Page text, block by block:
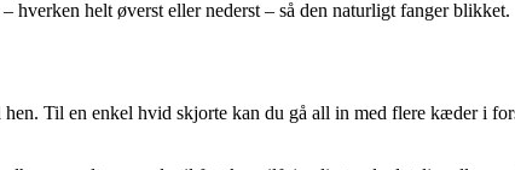
hverken helt øverst eller nederst – så den naturligt fanger blikket.
Til en enkel hvid skjorte kan du gå all in med flere kæder i